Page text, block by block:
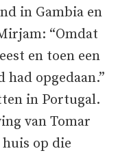
in Gambia en
“Omdat
en toen een
opgedaan.”
in Portugal.
van Tomar
op die